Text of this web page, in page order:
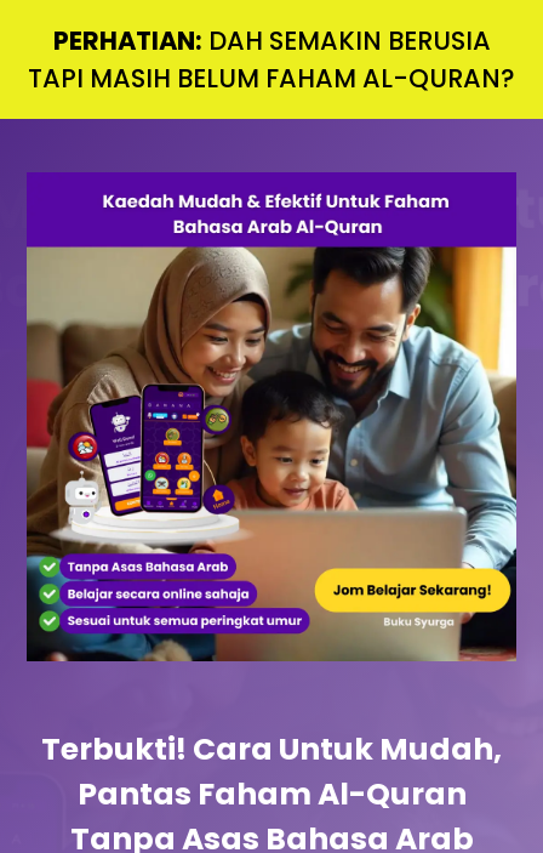
PERHATIAN: DAH SEMAKIN BERUSIA
TAPI MASIH BELUM FAHAM AL-QURAN?
Terbukti! Cara Untuk Mudah,
Pantas Faham Al-Quran
Tanpa Asas Bahasa Arab